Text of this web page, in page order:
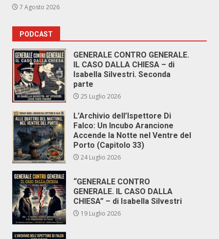
7 Agosto 2026
PODCAST
GENERALE CONTRO GENERALE.
IL CASO DALLA CHIESA – di
Isabella Silvestri. Seconda
parte
25 Luglio 2026
L’Archivio dell’Ispettore Di
Falco: Un Incubo Arancione
Accende la Notte nel Ventre del
Porto (Capitolo 33)
24 Luglio 2026
“GENERALE CONTRO
GENERALE. IL CASO DALLA
CHIESA” – di Isabella Silvestri
19 Luglio 2026